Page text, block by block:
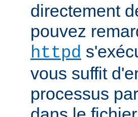
directement
pouvez
httpd
vous suffit
processus